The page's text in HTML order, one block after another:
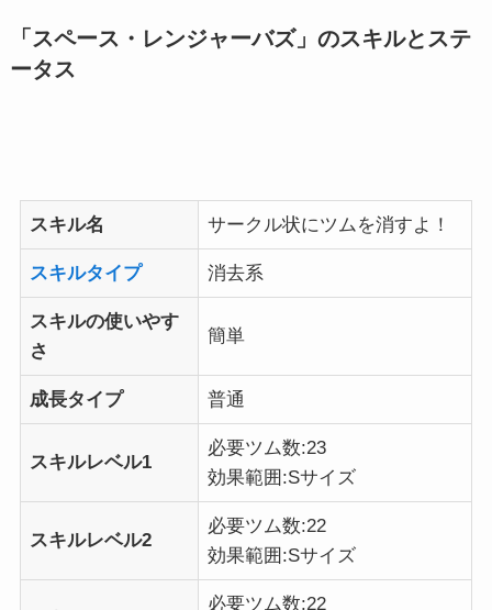
「スペース・レンジャーバズ」のスキルとステ
ータス
スキル名 サークル状にツムを消すよ！
スキルタイプ 消去系
スキルの使いやす
さ
簡単
成長タイプ 普通
スキルレベル1
必要ツム数:23
効果範囲:Sサイズ
スキルレベル2
必要ツム数:22
効果範囲:Sサイズ
必要ツム数:22